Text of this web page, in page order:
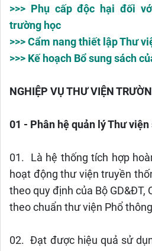
>>> Phụ cấp độc hại đối
trường học
>>> Cẩm nang thiết lập Thư
>>> Kế hoạch Bổ sung sách
NGHIỆP VỤ THƯ VIỆN
01 - Phân hệ quản lý Thư
01. Là hệ thống tích hợp
hoạt động thư viện truyền
theo quy định của Bộ GD&ĐT,
theo chuẩn thư viện Phổ
02. Đạt được hiệu quả sử